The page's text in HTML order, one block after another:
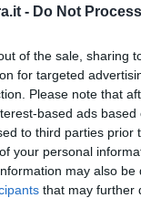
- Do Not
of the sale, sharing
for targeted
Please note that
based ads
to third parties
your personal
may also
that may further